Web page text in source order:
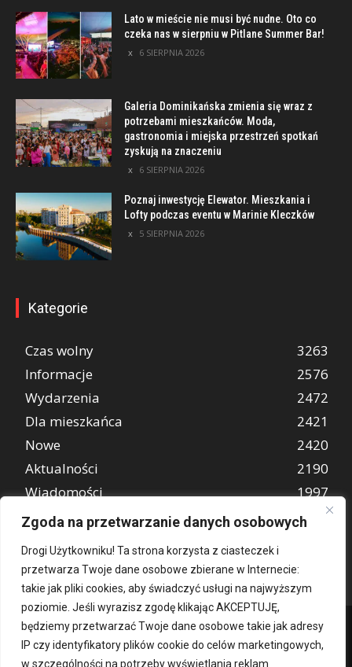
Zgoda na przetwarzanie danych osobowych
Drogi Użytkowniku! Ta strona korzysta z ciasteczek i
przetwarza Twoje dane osobowe zbierane w Internecie:
takie jak pliki cookies, aby świadczyć usługi na najwyższym
poziomie. Jeśli wyrazisz zgodę klikając AKCEPTUJĘ,
będziemy przetwarzać Twoje dane osobowe takie jak adresy
IP czy identyfikatory plików cookie do celów marketingowych,
w szczególności na potrzeby wyświetlania reklam
Lato w mieście nie musi być nudne. Oto co
czeka nas w sierpniu w Pitlane Summer Bar!
6 SIERPNIA 2026
Galeria Dominikańska zmienia się wraz z
potrzebami mieszkańców. Moda,
gastronomia i miejska przestrzeń spotkań
zyskują na znaczeniu
6 SIERPNIA 2026
Poznaj inwestycję Elewator. Mieszkania i
Lofty podczas eventu w Marinie Kleczków
5 SIERPNIA 2026
Kategorie
Czas wolny
3263
Informacje
2576
Wydarzenia
2472
Dla mieszkańca
2421
Nowe
2420
Aktualności
2190
Wiadomości
1997
REKLAMA
849